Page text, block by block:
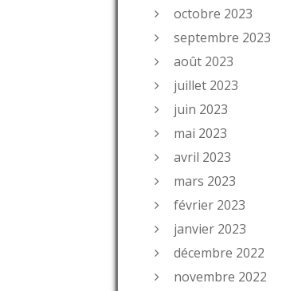
octobre 2023
septembre 2023
août 2023
juillet 2023
juin 2023
mai 2023
avril 2023
mars 2023
février 2023
janvier 2023
décembre 2022
novembre 2022